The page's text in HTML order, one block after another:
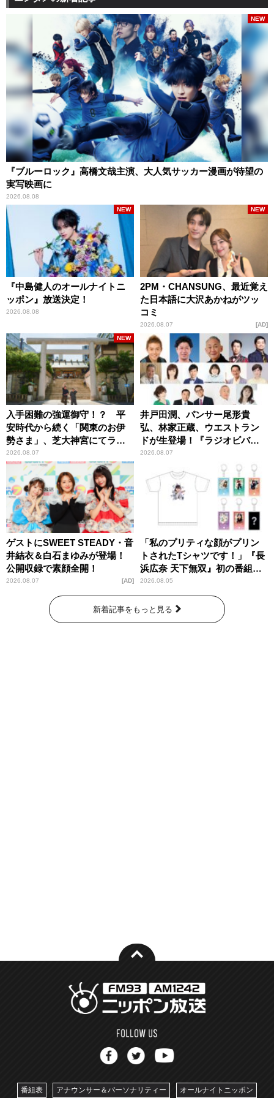
『ブルーロック』高橋文哉主演、大人気サッカー漫画が待望の
実写映画に
2026.08.08
NEW
『中島健人のオールナイトニ
ッポン』放送決定！
2026.08.08
NEW
2PM・CHANSUNG、最近覚え
た日本語に大沢あかねがツッ
コミ
2026.08.07
NEW
AD
入手困難の強運御守！？ 平
安時代から続く「関東のお伊
勢さま」、芝大神宮にてラン
パンプスが合格祈願！
2026.08.07
NEW
井戸田潤、パンサー尾形貴
弘、林家正蔵、ウエストラン
ドが生登場！『ラジオビバリ
ー昼ズ』
2026.08.07
ゲストにSWEET STEADY・音
井結衣＆白石まゆみが登場！
公開収録で素顔全開！
2026.08.07 AD
「私のプリティな顔がプリン
トされたTシャツです！」『長
浜広奈 天下無双』初の番組グ
ッズ発売
2026.08.05
新着記事をもっと見る
番組表 アナウンサー＆パーソナリティー オールナイトニッポン